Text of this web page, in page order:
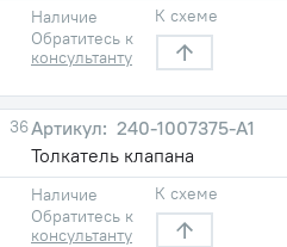
Наличие
Обратитесь к
консультанту
К схеме
36
240-1007375-А1
Толкатель клапана
Наличие
Обратитесь к
консультанту
К схеме